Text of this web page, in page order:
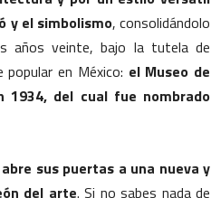
y el simbolismo, consolidándolo
años veinte, bajo la tutela de
en México: el Museo de
1934, del cual fue nombrado
sus puertas a una nueva y
del arte. Si no sabes nada de